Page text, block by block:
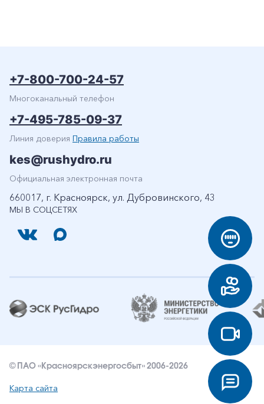
МЫ В СОЦСЕТЯХ
+7-800-700-24-57
Многоканальный телефон
+7-495-785-09-37
Линия доверия Правила работы
kes@rushydro.ru
Официальная электронная почта
660017, г. Красноярск, ул. Дубровинского, 43
© ПАО «Красноярскэнергосбыт» 2006-2026
Карта сайта